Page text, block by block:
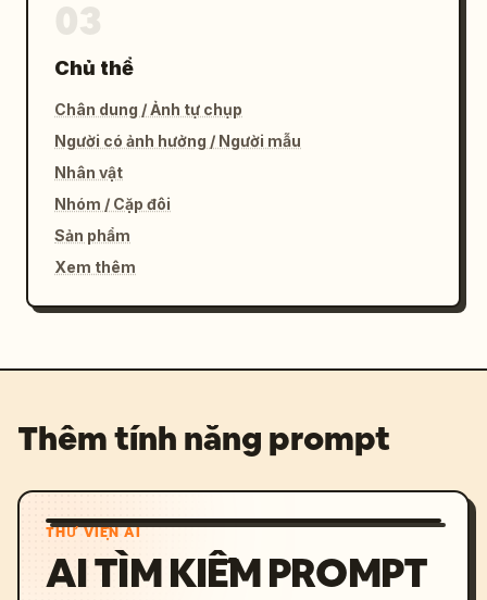
Chủ thể
Chân dung / Ảnh tự chụp
Người có ảnh hưởng / Người mẫu
Nhân vật
Nhóm / Cặp đôi
Sản phẩm
Xem thêm
Thêm tính năng prompt
THƯ VIỆN AI
AI TÌM KIẾM PROMPT